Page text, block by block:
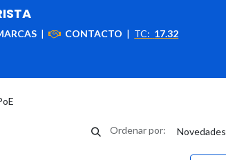
| CONTACTO | TC: 17.32
Ordenar por: Novedades